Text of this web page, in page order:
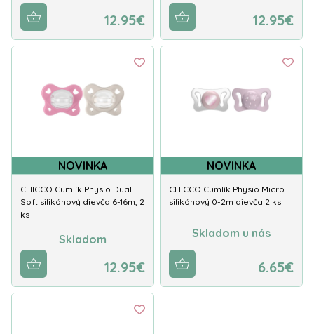
12.95€ 12.95€
NOVINKA
CHICCO Cumlík Physio Dual
Soft silikónový dievča 6-16m, 2
ks
Skladom
12.95€
NOVINKA
CHICCO Cumlík Physio Micro
silikónový 0-2m dievča 2 ks
Skladom u nás
6.65€